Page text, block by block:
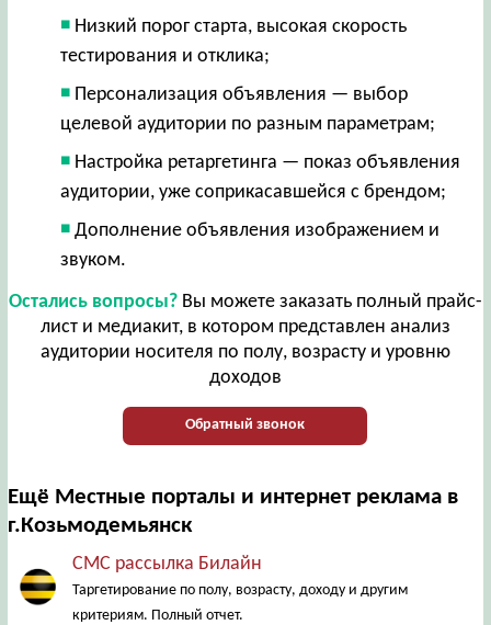
Низкий порог старта, высокая скорость
тестирования и отклика;
Персонализация объявления — выбор
целевой аудитории по разным параметрам;
Настройка ретаргетинга — показ объявления
аудитории, уже соприкасавшейся с брендом;
Дополнение объявления изображением и
звуком.
Остались вопросы?Вы можете заказать полный прайс-
лист и медиакит, в котором представлен анализ
аудитории носителя по полу, возрасту и уровню
доходов
Обратный звонок
Ещё Местные порталы и интернет реклама в
г.Козьмодемьянск
СМС рассылка Билайн
Таргетирование по полу, возрасту, доходу и другим
критериям. Полный отчет.